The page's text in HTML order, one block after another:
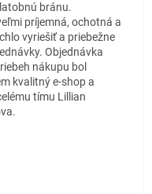
bránu.
príjemná, ochotná a
vyriešiť a priebežne
Objednávka
nákupu bol
kvalitný e-shop a
tímu Lillian